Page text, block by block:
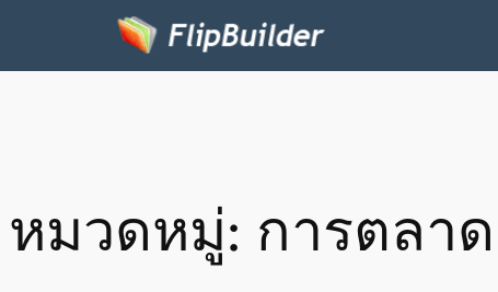
หมวดหมู่: การตลาด